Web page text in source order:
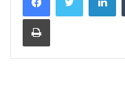
Imprimer